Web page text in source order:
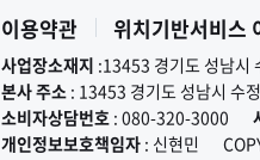
이용약관 위치기반서비스
사업장소재지 :13453 경기도 성남시
본사 주소 : 13453 경기도 성남시 수
소비자상담번호 : 080-320-3000
개인정보보호책임자 : 신현민